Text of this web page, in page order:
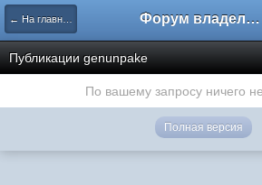
← На главную Форум владельцев интернет-магазинов
Публикации genunpake
По вашему запросу ничего
Полная версия